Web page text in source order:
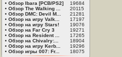
• Обзор Ibara [PCB/PS2]
19684
• Обзор The Walking ...
20115
• Обзор DMC: Devil M...
21281
• Обзор на игру Valk...
17197
• Обзор на игру Stars!
19076
• Обзор на Far Cry 3
19271
• Обзор на Resident ...
17265
• Обзор на Chivalry:...
18904
• Обзор на игру Kerb...
19296
• Обзор игры 007: Fr... 18075